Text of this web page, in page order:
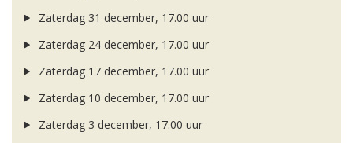
Zaterdag 31 december, 17.00 uur
Zaterdag 24 december, 17.00 uur
Zaterdag 17 december, 17.00 uur
Zaterdag 10 december, 17.00 uur
Zaterdag 3 december, 17.00 uur